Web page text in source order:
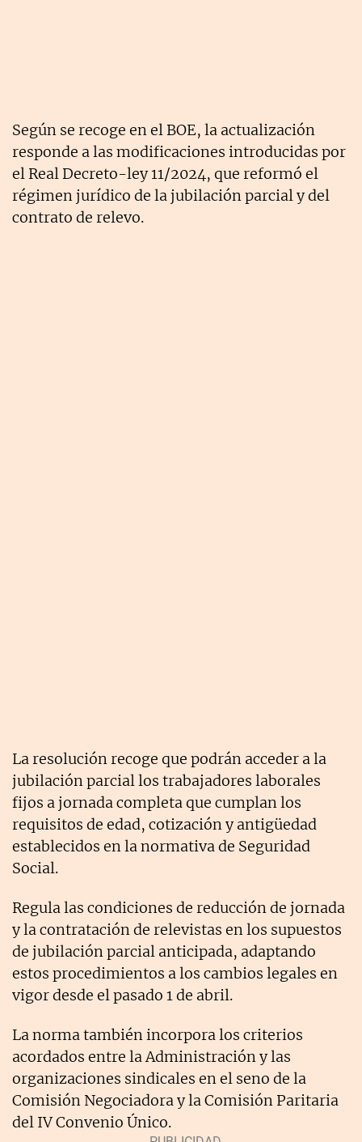
Según se recoge en el BOE, la actualización
responde a las modificaciones introducidas por
el Real Decreto-ley 11/2024, que reformó el
régimen jurídico de la jubilación parcial y del
contrato de relevo.
La resolución recoge que podrán acceder a la
jubilación parcial los trabajadores laborales
fijos a jornada completa que cumplan los
requisitos de edad, cotización y antigüedad
establecidos en la normativa de Seguridad
Social.
Regula las condiciones de reducción de jornada
y la contratación de relevistas en los supuestos
de jubilación parcial anticipada, adaptando
estos procedimientos a los cambios legales en
vigor desde el pasado 1 de abril.
La norma también incorpora los criterios
acordados entre la Administración y las
organizaciones sindicales en el seno de la
Comisión Negociadora y la Comisión Paritaria
del IV Convenio Único.